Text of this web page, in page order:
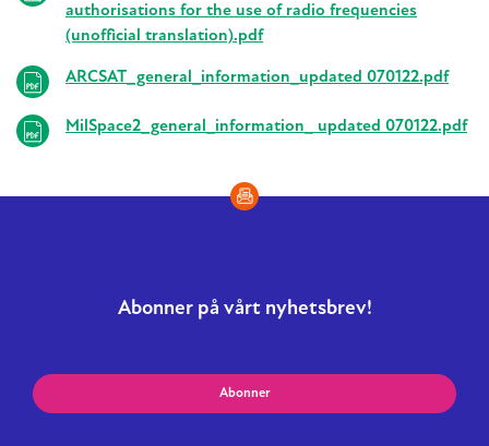
authorisations for the use of radio frequencies
(unofficial translation).pdf
ARCSAT_general_information_updated 070122.pdf
MilSpace2_general_information_ updated 070122.pdf
Abonner på vårt nyhetsbrev!
Abonner